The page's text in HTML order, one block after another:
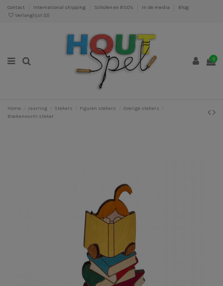
Contact International shipping Scholen en BSO's In de media
Blog
Verlanglijst (0)
0
Home Jaarring Stekers Figuren stekers
Overige stekers
Boekenwurm steker